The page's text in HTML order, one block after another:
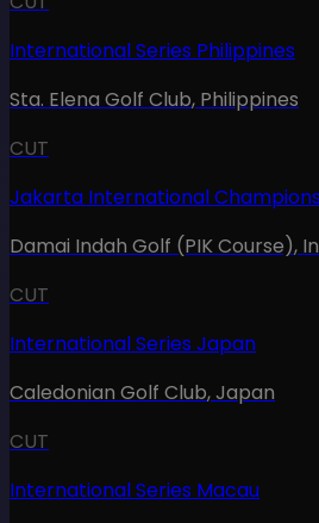
International Series Philippines
Sta. Elena Golf Club, Philippines
CUT
Jakarta International
Damai Indah Golf (PIK Course),
CUT
International Series Japan
Caledonian Golf Club,Japan
CUT
International Series Macau